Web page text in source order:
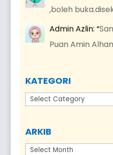
,boleh
Admin Azlin: “
Puan Amin
KATEGORI
Kategori
ARKIB
Arkib